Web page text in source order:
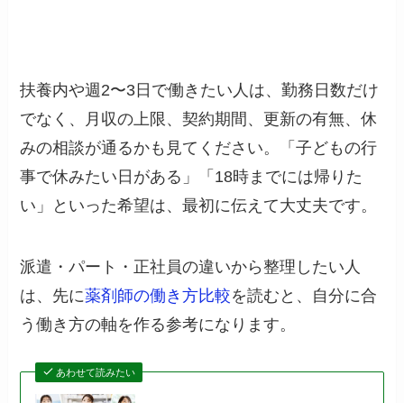
扶養内や週2〜3日で働きたい人は、勤務日数だけ
でなく、月収の上限、契約期間、更新の有無、休
みの相談が通るかも見てください。「子どもの行
事で休みたい日がある」「18時までには帰りた
い」といった希望は、最初に伝えて大丈夫です。
派遣・パート・正社員の違いから整理したい人
は、先に薬剤師の働き方比較を読むと、自分に合
う働き方の軸を作る参考になります。
あわせて読みたい